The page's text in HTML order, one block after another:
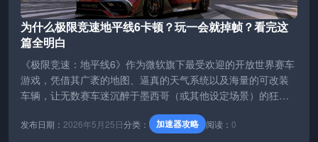
为什么极限竞速地平线6卡顿？玩一会就掉帧？看完这
篇全明白
《极限竞速：地平线6》作为微软旗下最受欢迎的开放世界赛车
游戏，凭借其广袤的地图、逼真的天气系统以及海量的可改装
车辆，让无数赛车迷沉醉于墨西哥（或其他设定场景）的狂野
赛道。然而，当你在高速飞驰时…
发布日期： 2026年5月25日分类： 加速器攻略 阅读： 0